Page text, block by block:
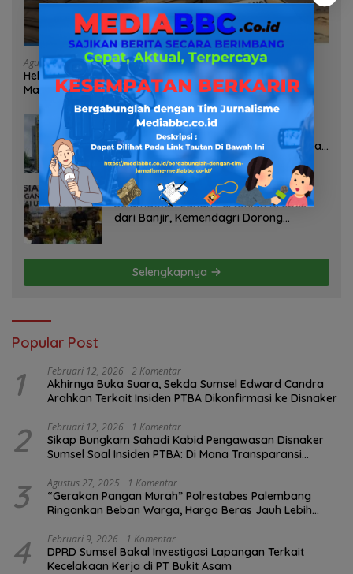
Agustus 7, 2026
Heboh Tumpukan Karung Diduga Pasir Timah di Pos AL
Manggar, Danlanal Babel: Masih Kami Dalami
Agustus 7, 2026
Pelayanan Kinerja Dan Transparansi
Sanksi P2TL PLN Dipertanyakan, Upaya
Konfirmasi GM PLN UID S2JB Terkesan
Tutup Mata
Agustus 7, 2026
Selamatkan Lahan Pertanian Brebes
dari Banjir, Kemendagri Dorong
Selengkapnya
Popular Post
1 Februari 12, 2026 2 Komentar
Akhirnya Buka Suara, Sekda Sumsel Edward Candra
Arahkan Terkait Insiden PTBA Dikonfirmasi ke Disnaker
2 Februari 12, 2026 1 Komentar
Sikap Bungkam Sahadi Kabid Pengawasan Disnaker
Sumsel Soal Insiden PTBA: Di Mana Transparansi
3 Agustus 27, 2025 1 Komentar
“Gerakan Pangan Murah” Polrestabes Palembang
Ringankan Beban Warga, Harga Beras Jauh Lebih
4 Februari 9, 2026 1 Komentar
DPRD Sumsel Bakal Investigasi Lapangan Terkait
Kecelakaan Kerja di PT Bukit Asam